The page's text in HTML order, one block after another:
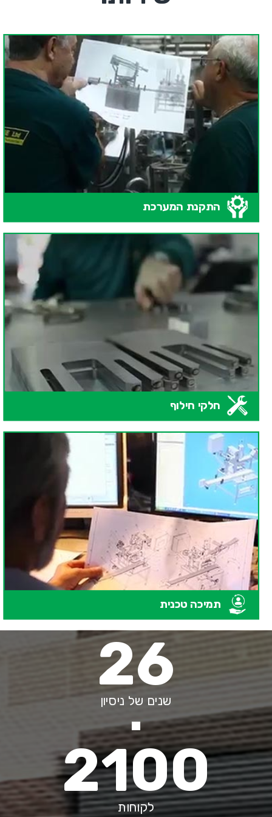
התקנת המערכת
חלקי חילוף
תמיכה טכנית
26
שנים של ניסיון
2100
לקוחות